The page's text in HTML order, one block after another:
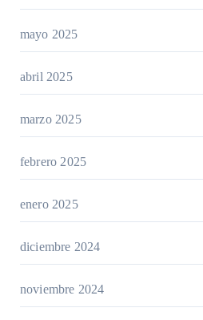
mayo 2025
abril 2025
marzo 2025
febrero 2025
enero 2025
diciembre 2024
noviembre 2024